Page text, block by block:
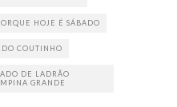
HOJE É SÁBADO
COUTINHO
DE LADRÃO
GRANDE